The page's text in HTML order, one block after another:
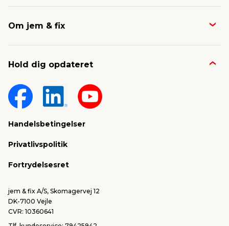
Avisen
Fragt & levering
Om jem & fix
Nyheder & presse
Om jem & fix
Sponsorater & projekter
Hold dig opdateret
Handelsbetingelser
Privatlivspolitik
Fortrydelsesret
jem & fix A/S, Skomagervej 12
DK-7100 Vejle
CVR: 10360641